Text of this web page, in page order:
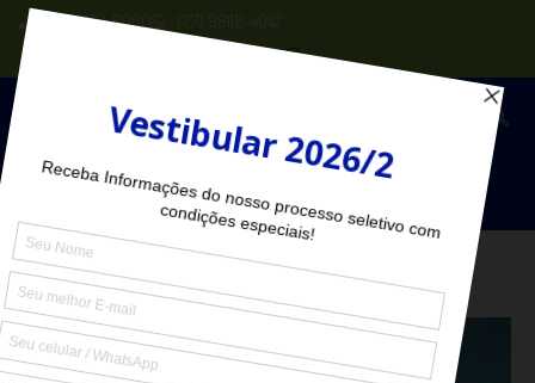
(27) 2102-6000 (27) 98118-4047
Seja Aluno